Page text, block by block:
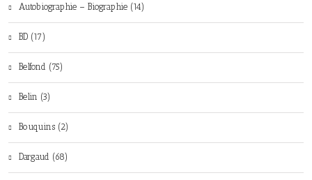
Autobiographie – Biographie (14)
BD (17)
Belfond (75)
Belin (3)
Bouquins (2)
Dargaud (68)